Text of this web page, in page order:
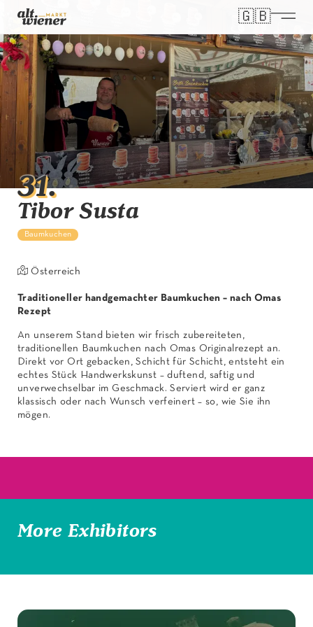
🇬🇧
Select
31.
Tibor Susta
Baumkuchen
Österreich
Traditioneller handgemachter Baumkuchen – nach Omas
Rezept
An unserem Stand bieten wir frisch zubereiteten,
traditionellen Baumkuchen nach Omas Originalrezept an.
Direkt vor Ort gebacken, Schicht für Schicht, entsteht ein
echtes Stück Handwerkskunst – duftend, saftig und
unverwechselbar im Geschmack. Serviert wird er ganz
klassisch oder nach Wunsch verfeinert – so, wie Sie ihn
mögen.
More Exhibitors